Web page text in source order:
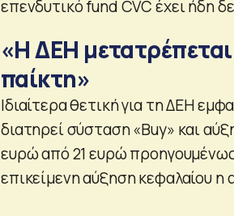
επενδυτικό fund CVC έχει ήδη
«Η ΔΕΗ μετατρέπεται
παίκτη»
Ιδιαίτερα θετική για τη ΔΕΗ
διατηρεί σύσταση «Buy» και
ευρώ από 21 ευρώ
επικείμενη αύξηση κεφαλαίου